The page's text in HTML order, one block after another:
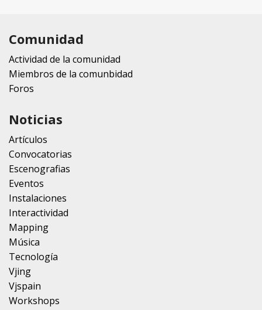
Comunidad
Actividad de la comunidad
Miembros de la comunbidad
Foros
Noticias
Artículos
Convocatorias
Escenografias
Eventos
Instalaciones
Interactividad
Mapping
Música
Tecnología
Vjing
Vjspain
Workshops